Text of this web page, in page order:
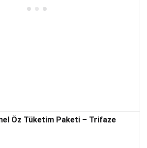
Öz Tüketim Paketi – Trifaze